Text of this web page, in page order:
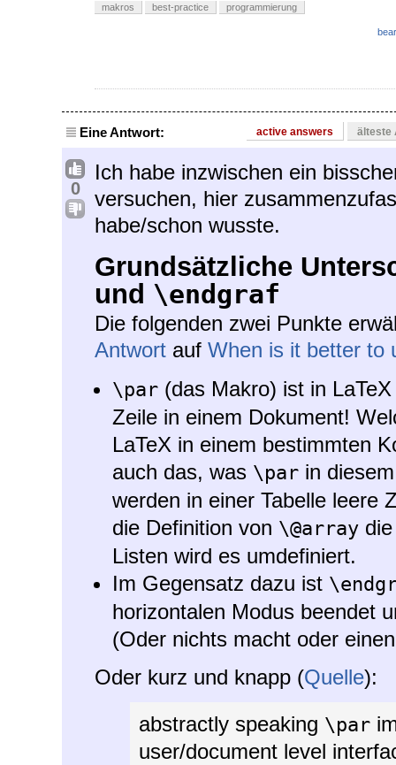
makros best-practice programmierung
Eine Antwort: active answers älteste
0
Ich habe inzwischen ein
versuchen, hier
habe/schon wusste.
Grundsätzliche
und \endgraf
Die folgenden zwei Punkte
Antwort auf When is it better to
\par (das Makro) ist in
Zeile in einem Dokument!
LaTeX in einem bestimmten
auch das, was \par in
werden in einer Tabelle leere
die Definition von \@array
Listen wird es umdefiniert.
Im Gegensatz dazu ist
horizontalen Modus beendet
(Oder nichts macht oder
Oder kurz und knapp (Quelle):
abstractly speaking \par
user/document level